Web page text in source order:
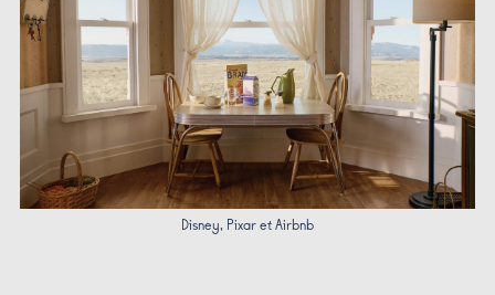
Disney, Pixar et Airbnb